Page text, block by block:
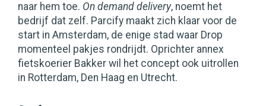
naar hem toe. On demand delivery, noemt het
bedrijf dat zelf. Parcify maakt zich klaar voor de
start in Amsterdam, de enige stad waar Drop
momenteel pakjes rondrijdt. Oprichter annex
fietskoerier Bakker wil het concept ook uitrollen
in Rotterdam, Den Haag en Utrecht.